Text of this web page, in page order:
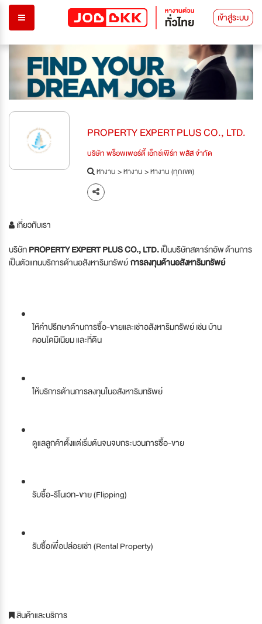
เข้าสู่ระบบ
PROPERTY EXPERT PLUS CO., LTD.
บริษัท พร็อพเพอร์ตี้ เอ็กซ์เพิร์ท พลัส จำกัด
หางาน>หางาน>หางาน (ทุกเขต)
เกี่ยวกับเรา
บริษัทPROPERTY EXPERT PLUS CO., LTD.เป็นบริษัทสตาร์ทอัพ ด้านการ
เป็นตัวแทนบริการด้านอสังหาริมทรัพย์การลงทุนด้านอสังหาริมทรัพย์
ให้คำปรึกษาด้านการซื้อ-ขายและเช่าอสังหาริมทรัพย์ เช่น บ้าน
คอนโดมิเนียม และที่ดิน
ให้บริการด้านการลงทุนในอสังหาริมทรัพย์
ดูแลลูกค้าตั้งแต่เริ่มต้นจนจบกระบวนการซื้อ-ขาย
รับซื้อ-รีโนเวท-ขาย (Flipping)
รับซื้อเพื่อปล่อยเช่า (Rental Property)
สินค้าและบริการ